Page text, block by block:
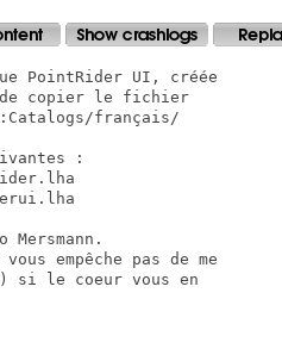
PointRider UI, créée
copier le fichier
français/
:
empêche pas de me
si le coeur vous en